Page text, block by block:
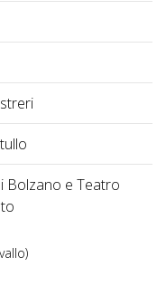
Bolzano e Teatro